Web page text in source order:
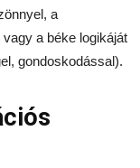
a
a béke logikáját
gondoskodással).